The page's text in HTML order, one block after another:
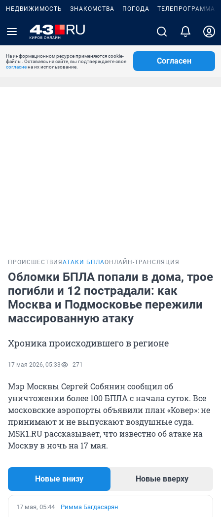
НЕДВИЖИМОСТЬ ЗНАКОМСТВА ПОГОДА ТЕЛЕПРОГРАММА
На информационном ресурсе применяются cookie-
файлы. Оставаясь на сайте, вы подтверждаете свое
согласиена их использование.
Согласен
ПРОИСШЕСТВИЯ АТАКИ БПЛАОНЛАЙН-ТРАНСЛЯЦИЯ
Обломки БПЛА попали в дома, трое
погибли и 12 пострадали: как
Москва и Подмосковье пережили
массированную атаку
Хроника происходившего в регионе
17 мая 2026, 05:33 271
Мэр Москвы Сергей Собянин сообщил об
уничтожении более 100БПЛА с начала суток. Все
московские аэропорты объявили план «Ковер»: не
принимают и не выпускают воздушные суда.
MSK1.RU рассказывает, что известно об атаке на
Москву в ночь на 17 мая.
Новые внизу Новые вверху
17 мая, 05:44 Римма Багдасарян